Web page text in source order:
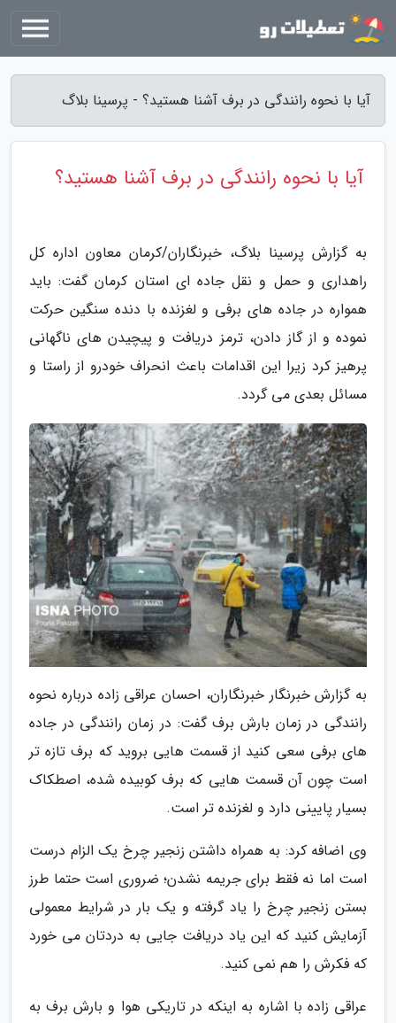
آیا با نحوه رانندگی در برف آشنا هستید؟ - پرسینا بلاگ
آیا با نحوه رانندگی در برف آشنا هستید؟
به گزارش پرسینا بلاگ، خبرنگاران/کرمان معاون اداره کل
راهداری و حمل و نقل جاده ای استان کرمان گفت: باید
همواره در جاده های برفی و لغزنده با دنده سنگین حرکت
نموده و از گاز دادن، ترمز دریافت و پیچیدن های ناگهانی
پرهیز کرد زیرا این اقدامات باعث انحراف خودرو از راستا و
مسائل بعدی می گردد.
به گزارش خبرنگار خبرنگاران، احسان عراقی زاده درباره نحوه
رانندگی در زمان بارش برف گفت: در زمان رانندگی در جاده
های برفی سعی کنید از قسمت هایی بروید که برف تازه تر
است چون آن قسمت هایی که برف کوبیده شده، اصطکاک
بسیار پایینی دارد و لغزنده تر است.
وی اضافه کرد: به همراه داشتن زنجیر چرخ یک الزام درست
است اما نه فقط برای جریمه نشدن؛ ضروری است حتما طرز
بستن زنجیر چرخ را یاد گرفته و یک بار در شرایط معمولی
آزمایش کنید که این یاد دریافت جایی به دردتان می خورد
که فکرش را هم نمی کنید.
عراقی زاده با اشاره به اینکه در تاریکی هوا و بارش برف به